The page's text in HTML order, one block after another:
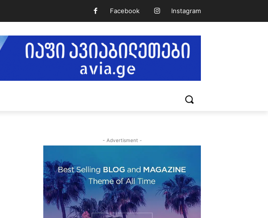
Facebook Instagram
- Advertisment -